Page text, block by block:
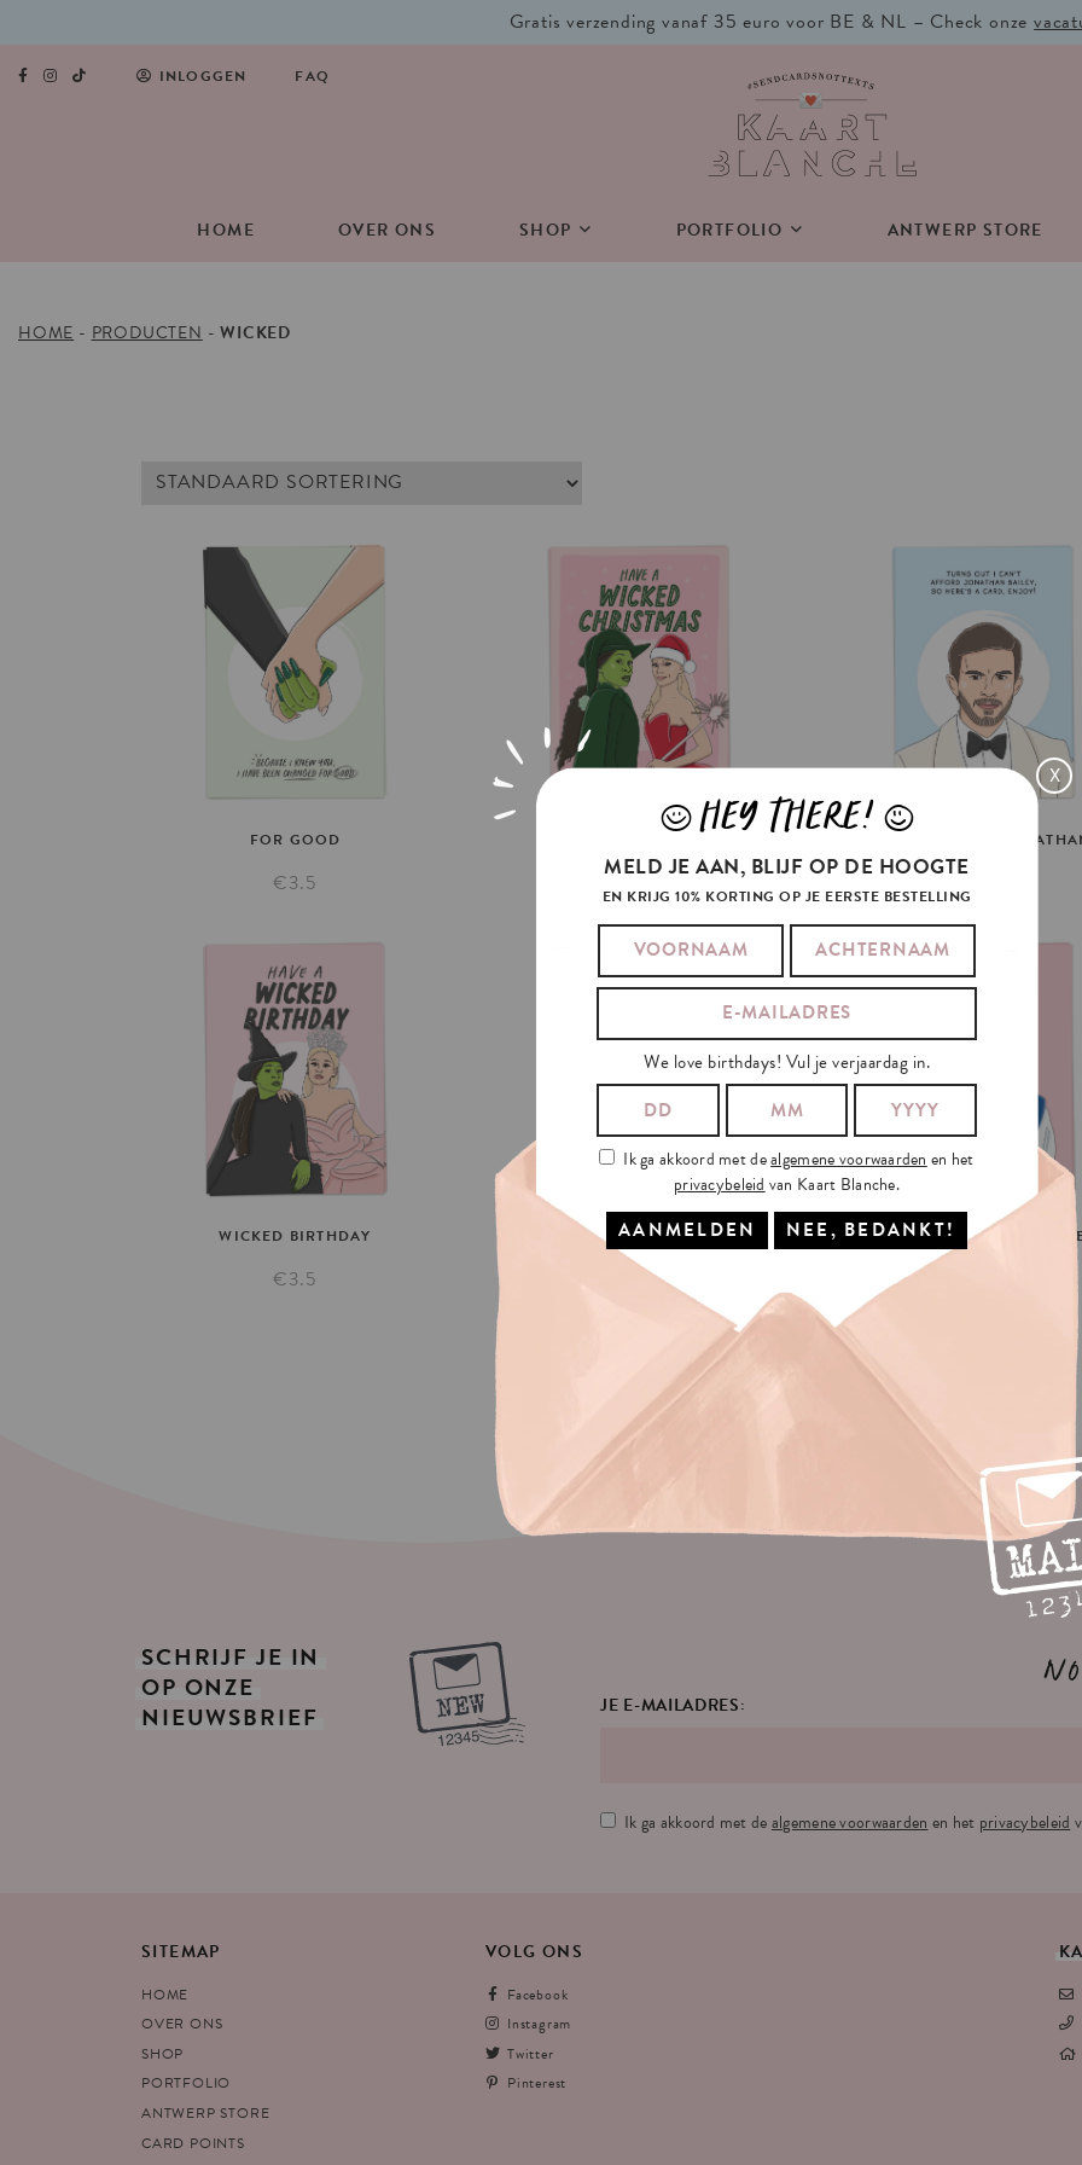
Gratis verzending vanaf 35 euro voor BE & NL – Check onze
INLOGGEN FAQ
HOME OVER ONS SHOP PORTFOLIO ANTWERP STORE
HOME - PRODUCTEN -WICKED
FOR GOOD
€3.5
CHRISTMAS
€3.5 €3.5
WICKED BIRTHDAY
€3.5
DANCING THROUGH BIRTHDAY
€3.5
DANCING THROUGH
SCHRIJF JE IN
OP ONZE
NIEUWSBRIEF
JE E-MAILADRES:
Ik ga akkoord met dealgemene voorwaarden en het privacybeleid
SITEMAP
HOME
OVER ONS
SHOP
PORTFOLIO
ANTWERP STORE
CARD POINTS
VOLG ONS
Facebook
Instagram
Twitter
Pinterest
X
JHEY THERE! L
MELD JE AAN, BLIJF OP DE HOOGTE
EN KRIJG 10% KORTING OP JE EERSTE BESTELLING
We love birthdays! Vul je verjaardag in.
Ik ga akkoord met dealgemene voorwaardenen het
privacybeleidvan Kaart Blanche.